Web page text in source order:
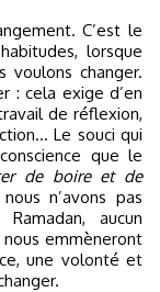
C’est le
lorsque
voulons changer.
: cela exige d’en
de réflexion,
Le souci qui
que le
de boire et de
n’avons pas
aucun
emmèneront
une volonté et